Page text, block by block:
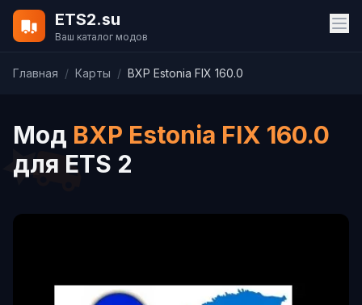
ETS2.su
Ваш каталог модов
Главная / Карты / BXP Estonia FIX 160.0
Мод BXP Estonia FIX 160.0
для ETS 2